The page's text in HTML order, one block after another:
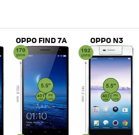
OPPO FIND 7A OPPO N3